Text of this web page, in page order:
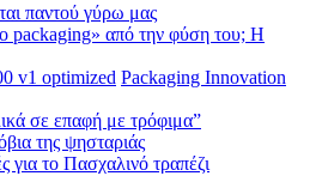
παντού γύρω μας
packaging» από την φύση του; Η
Packaging Innovation
σε επαφή με τρόφιμα”
της ψησταριάς
για το Πασχαλινό τραπέζι